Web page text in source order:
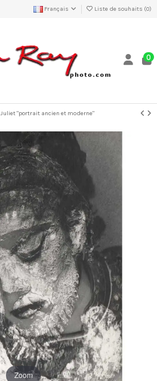
Français Liste de souhaits (0)
0
Juliet "portrait ancien et moderne"
Zoom